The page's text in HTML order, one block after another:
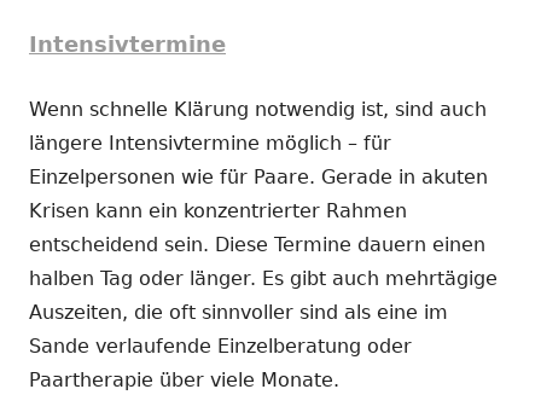
Intensivtermine
Wenn schnelle Klärung notwendig ist, sind auch
längere Intensivtermine möglich – für
Einzelpersonen wie für Paare. Gerade in akuten
Krisen kann ein konzentrierter Rahmen
entscheidend sein. Diese Termine dauern einen
halben Tag oder länger. Es gibt auch mehrtägige
Auszeiten, die oft sinnvoller sind als eine im
Sande verlaufende Einzelberatung oder
Paartherapie über viele Monate.